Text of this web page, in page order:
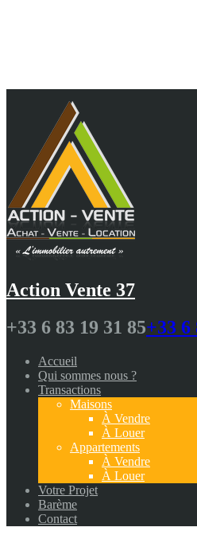
Action Vente 37
+33 6 83 19 31 85+33 6
Accueil
Qui sommes nous ?
Transactions
Maisons
À Vendre
À Louer
Appartements
À Vendre
À Louer
Votre Projet
Barème
Contact